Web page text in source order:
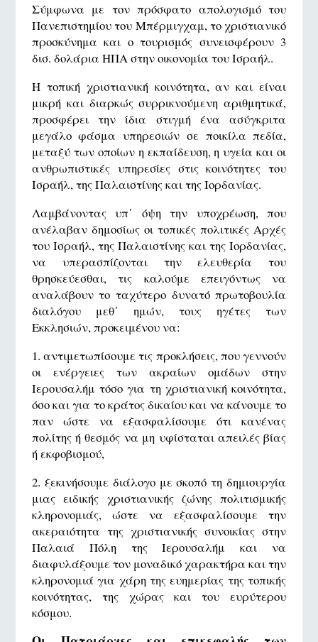
Σύμφωνα με τον πρόσφατο απολογισμό του
Πανεπιστημίου του Μπέρμιγχαμ, το χριστιανικό
προσκύνημα και ο τουρισμός συνεισφέρουν 3
δισ. δολάρια ΗΠΑ στην οικονομία του Ισραήλ.
Η τοπική χριστιανική κοινότητα, αν και είναι
μικρή και διαρκώς συρρικνούμενη αριθμητικά,
προσφέρει την ίδια στιγμή ένα ασύγκριτα
μεγάλο φάσμα υπηρεσιών σε ποικίλα πεδία,
μεταξύ των οποίων η εκπαίδευση, η υγεία και οι
ανθρωπιστικές υπηρεσίες στις κοινότητες του
Ισραήλ, της Παλαιστίνης και της Ιορδανίας.
Λαμβάνοντας υπ᾽ όψη την υποχρέωση, που
ανέλαβαν δημοσίως οι τοπικές πολιτικές Αρχές
του Ισραήλ, της Παλαιστίνης και της Ιορδανίας,
να υπερασπίζονται την ελευθερία του
θρησκεύεσθαι, τις καλούμε επειγόντως να
αναλάβουν το ταχύτερο δυνατό πρωτοβουλία
διαλόγου μεθ᾽ ημών, τους ηγέτες των
Εκκλησιών, προκειμένου να:
1. αντιμετωπίσουμε τις προκλήσεις, που γεννούν
οι ενέργειες των ακραίων ομάδων στην
Ιερουσαλήμ τόσο για τη χριστιανική κοινότητα,
όσο και για το κράτος δικαίου και να κάνουμε το
παν ώστε να εξασφαλίσουμε ότι κανένας
πολίτης ή θεσμός να μη υφίσταται απειλές βίας
ή εκφοβισμού,
2. ξεκινήσουμε διάλογο με σκοπό τη δημιουργία
μιας ειδικής χριστιανικής ζώνης πολιτισμικής
κληρονομιάς, ώστε να εξασφαλίσουμε την
ακεραιότητα της χριστιανικής συνοικίας στην
Παλαιά Πόλη της Ιερουσαλήμ και να
διαφυλάξουμε τον μοναδικό χαρακτήρα και την
κληρονομιά για χάρη της ευημερίας της τοπικής
κοινότητας, της χώρας και του ευρύτερου
κόσμου.